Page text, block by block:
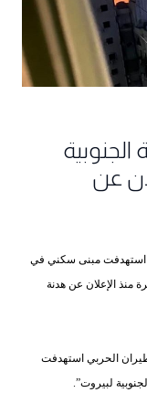
عن
استهدفت مبنى سكني في
منذ الإعلان عن هدنة
الحربي استهدفت
لبيروت”.